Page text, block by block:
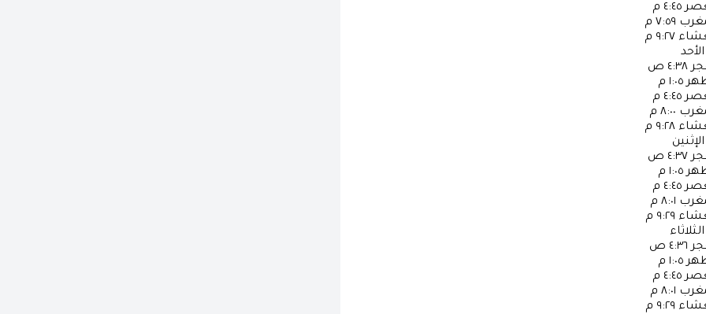
٤:٤٥ م
٧:٥٩ م
٩:٢٧ م
الأحد
٤:٣٨ ص
١:٠٥ م
٤:٤٥ م
٨:٠٠ م
٩:٢٨ م
الإثنين
٤:٣٧ ص
١:٠٥ م
٤:٤٥ م
٨:٠١ م
٩:٢٩ م
الثلاثاء
٤:٣٦ ص
١:٠٥ م
٤:٤٥ م
٨:٠١ م
٩:٢٩ م